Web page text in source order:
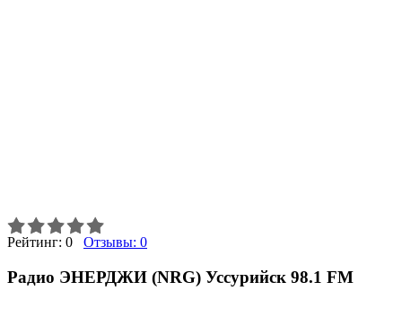
Рейтинг: 0 Отзывы: 0
Радио ЭНЕРДЖИ (NRG) Уссурийск 98.1 FM